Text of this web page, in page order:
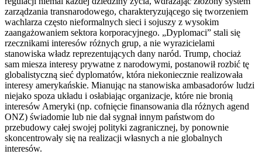
zarządzania transnarodowego, charakteryzującego się tworzeniem
wachlarza często nieformalnych sieci i sojuszy z wysokim
zaangażowaniem sektora korporacyjnego. „Dyplomaci” stali się
rzecznikami interesów różnych grup, a nie wyrazicielami
stanowiska władz reprezentujących dany naród. Trump, chociaż
sam miesza interesy prywatne z narodowymi, postanowił rozbić tę
globalistyczną sieć dyplomatów, która niekoniecznie realizowała
interesy amerykańskie. Mianując na stanowiska ambasadorów ludzi
niejako spoza układu i osłabiając organizacje, które nie bronią
interesów Ameryki (np. cofnięcie finansowania dla różnych agend
ONZ) świadomie lub nie dał sygnał innym państwom do
przebudowy całej swojej polityki zagranicznej, by ponownie
skoncentrowały się na realizacji własnych a nie globalnych
interesów.